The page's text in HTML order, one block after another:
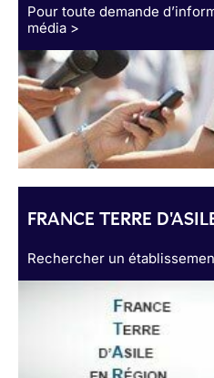
Pour toute demande
média >
FRANCE TERRE
Rechercher un